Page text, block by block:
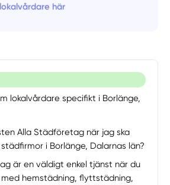
Få hjälp
här
lokalvårdare specifikt i Borlänge,
Alla Städföretag när jag ska
i Borlänge, Dalarnas län?
är en väldigt enkel tjänst när du
hemstädning, flyttstädning,